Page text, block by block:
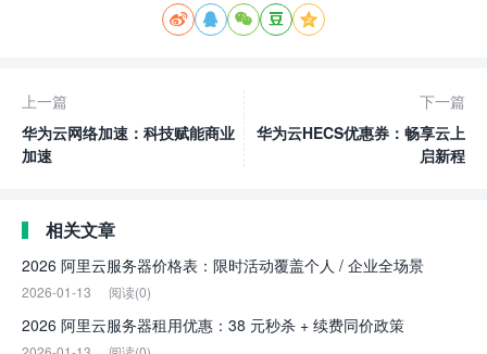
    
上一篇
华为云网络加速：科技赋能商业
加速
下一篇
华为云HECS优惠券：畅享云上
启新程
相关文章
2026 阿里云服务器价格表：限时活动覆盖个人 / 企业全场景
2026-01-13 阅读(0)
2026 阿里云服务器租用优惠：38 元秒杀 + 续费同价政策